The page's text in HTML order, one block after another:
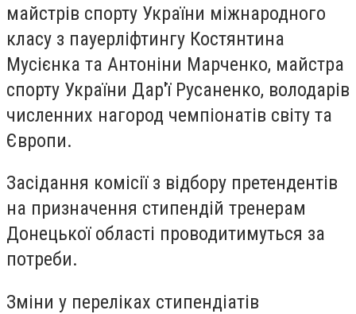
майстрів спорту України міжнародного
класу з пауерліфтингу Костянтина
Мусієнка та Антоніни Марченко, майстра
спорту України Дар'ї Русаненко, володарів
численних нагород чемпіонатів світу та
Європи.
Засідання комісії з відбору претендентів
на призначення стипендій тренерам
Донецької області проводитимуться за
потреби.
Зміни у переліках стипендіатів